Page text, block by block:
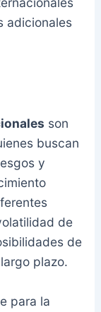
adicionales
son
buscan
y
de
de
plazo.
para la